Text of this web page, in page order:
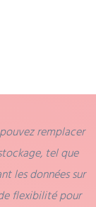
remplacer
tel que
les données sur
flexibilité pour